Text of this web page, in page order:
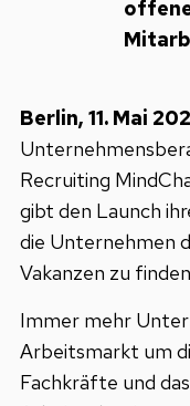
Berlin, 11. Mai
Recruiting
gibt den Launch
die Unternehmen
Vakanzen zu
Immer mehr
Arbeitsmarkt um
Fachkräfte und